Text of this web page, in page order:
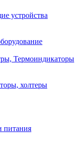
устройства
Термоиндикаторы
холтеры
питания